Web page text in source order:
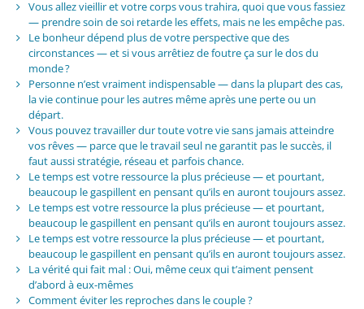
Vous allez vieillir et votre corps vous trahira, quoi que vous fassiez
— prendre soin de soi retarde les effets, mais ne les empêche pas.
Le bonheur dépend plus de votre perspective que des
circonstances — et si vous arrêtiez de foutre ça sur le dos du
monde ?
Personne n’est vraiment indispensable — dans la plupart des cas,
la vie continue pour les autres même après une perte ou un
départ.
Vous pouvez travailler dur toute votre vie sans jamais atteindre
vos rêves — parce que le travail seul ne garantit pas le succès, il
faut aussi stratégie, réseau et parfois chance.
Le temps est votre ressource la plus précieuse — et pourtant,
beaucoup le gaspillent en pensant qu’ils en auront toujours assez.
Le temps est votre ressource la plus précieuse — et pourtant,
beaucoup le gaspillent en pensant qu’ils en auront toujours assez.
Le temps est votre ressource la plus précieuse — et pourtant,
beaucoup le gaspillent en pensant qu’ils en auront toujours assez.
La vérité qui fait mal : Oui, même ceux qui t’aiment pensent
d’abord à eux-mêmes
Comment éviter les reproches dans le couple ?